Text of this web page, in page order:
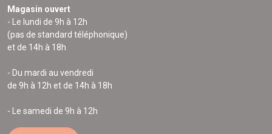
Magasin ouvert
- Le lundi de 9h à 12h
(pas de standard téléphonique)
et de 14h à 18h
- Du mardi au vendredi
de 9h à 12h et de 14h à 18h
- Le samedi de 9h à 12h